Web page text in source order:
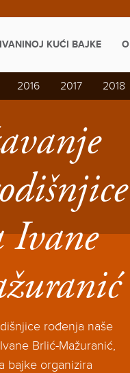
KUĆI BAJKE
2016 2017 2018
Ivane
rođenja naše
Brlić-Mažuranić,
bajke organizira